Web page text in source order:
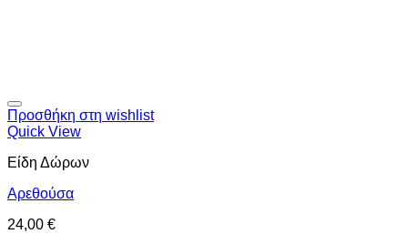
Προσθήκη στη wishlist
Quick View
Είδη Δώρων
Αρεθούσα
24,00 €